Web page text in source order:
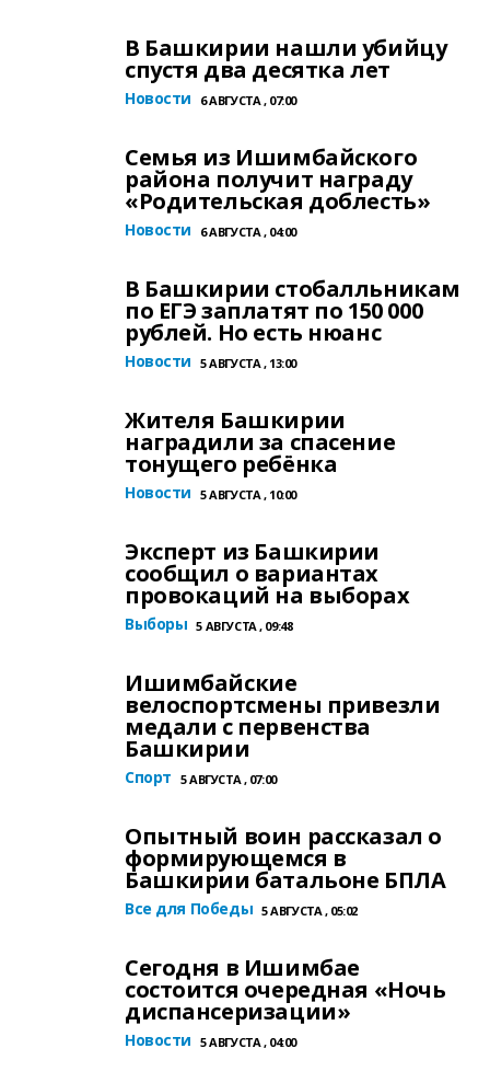
В Башкирии нашли убийцу
спустя два десятка лет
Новости 6 АВГУСТА , 07:00
Семья из Ишимбайского
района получит награду
«Родительская доблесть»
Новости 6 АВГУСТА , 04:00
В Башкирии стобалльникам
по ЕГЭ заплатят по 150 000
рублей. Но есть нюанс
Новости 5 АВГУСТА , 13:00
Жителя Башкирии
наградили за спасение
тонущего ребёнка
Новости 5 АВГУСТА , 10:00
Эксперт из Башкирии
сообщил о вариантах
провокаций на выборах
Выборы 5 АВГУСТА , 09:48
Ишимбайские
велоспортсмены привезли
медали с первенства
Башкирии
Спорт 5 АВГУСТА , 07:00
Опытный воин рассказал о
формирующемся в
Башкирии батальоне БПЛА
Все для Победы 5 АВГУСТА , 05:02
Сегодня в Ишимбае
состоится очередная «Ночь
диспансеризации»
Новости 5 АВГУСТА , 04:00